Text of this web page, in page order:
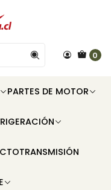
0
PARTES DE MOTOR
TRANSMISIÓN